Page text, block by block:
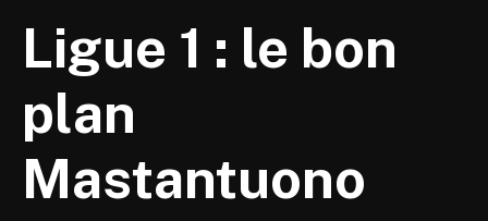
Ligue 1 : le bon
plan
Mastantuono